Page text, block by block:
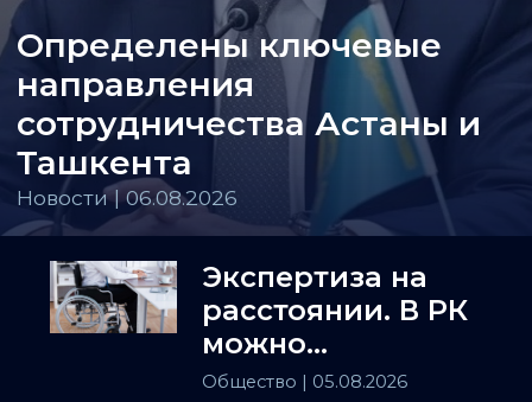
Определены ключевые
направления
сотрудничества Астаны и
Ташкента
Новости | 06.08.2026
Экспертиза на
расстоянии. В РК
можно
установить
Общество | 05.08.2026